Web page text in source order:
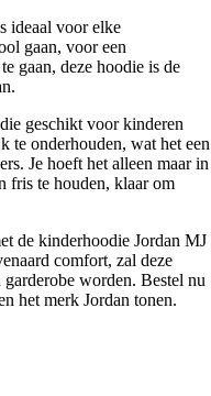
ideaal voor elke
gaan, voor een
gaan, deze hoodie is de
geschikt voor kinderen
te onderhouden, wat het een
Je hoeft het alleen maar in
fris te houden, klaar om
de kinderhoodie Jordan MJ
comfort, zal deze
worden. Bestel nu
het merk Jordan tonen.